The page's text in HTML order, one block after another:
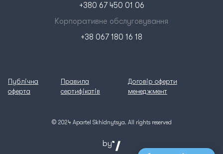
+380 67 450 01 06
Корпоративне обслуговування
+38 067 180 16 18
Публічна
оферта
Правила
сертифікатів
Договір оферти
менеджмент
© 2024 Apartel Skhidnytsya. All rights reserved
by